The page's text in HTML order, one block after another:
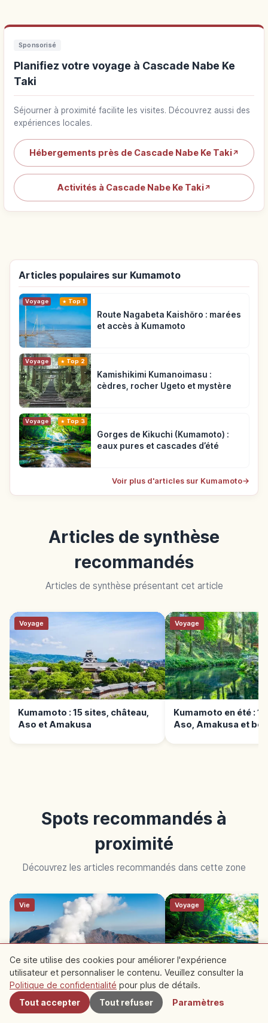
Sponsorisé
Planifiez votre voyage à Cascade Nabe Ke
Taki
Séjourner à proximité facilite les visites. Découvrez aussi des
expériences locales.
Hébergements près de Cascade Nabe Ke Taki↗
Activités à Cascade Nabe Ke Taki↗
Articles populaires sur Kumamoto
Voyage Top 1
Route Nagabeta Kaishōro : marées
et accès à Kumamoto
Voyage Top 2
Kamishikimi Kumanoimasu :
cèdres, rocher Ugeto et mystère
Voyage Top 3
Gorges de Kikuchi (Kumamoto) :
eaux pures et cascades d’été
Voir plus d'articles sur Kumamoto→
Articles de synthèse
recommandés
Articles de synthèse présentant cet article
Voyage
Kumamoto : 15 sites, château,
Aso et Amakusa
Voyage
Kumamoto en été :
Aso, Amakusa et
Spots recommandés à
proximité
Découvrez les articles recommandés dans cette zone
Vie
Mont Aso (Kumamoto) :
caldeira UNESCO et cratère
Voyage
: eaux pures et
À proximité
Découvrir Voyage Explorer Kumamoto
Ce site utilise des cookies pour améliorer l'expérience
utilisateur et personnaliser le contenu. Veuillez consulter la
Politique de confidentialité pour plus de détails.
Tout accepter
Tout refuser Paramètres